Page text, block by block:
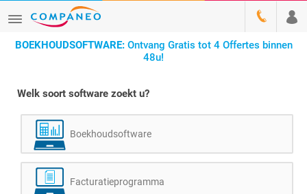
BOEKHOUDSOFTWARE:Ontvang Gratis tot 4 Offertes binnen
48u!
Welk soort software zoekt u?
Boekhoudsoftware
Facturatieprogramma